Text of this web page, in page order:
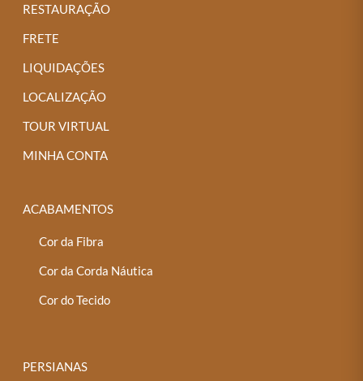
RESTAURAÇÃO
FRETE
LIQUIDAÇÕES
LOCALIZAÇÃO
TOUR VIRTUAL
MINHA CONTA
ACABAMENTOS
Cor da Fibra
Cor da Corda Náutica
Cor do Tecido
PERSIANAS